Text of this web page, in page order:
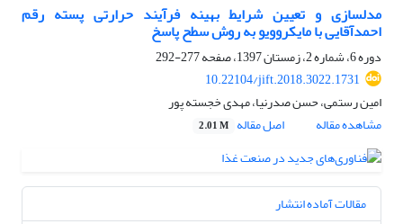
مدلسازی و تعیین شرایط بهینه فرآیند حرارتی پسته رقم
احمدآقایی با مایکروویو به روش سطح پاسخ
دوره 6، شماره 2، زمستان 1397، صفحه
277-292
10.22104/jift.2018.3022.1731
امین رستمی، حسن صدرنیا، مهدی خجسته پور
مشاهده مقاله
اصل مقاله 2.01 M
مقالات آماده انتشار